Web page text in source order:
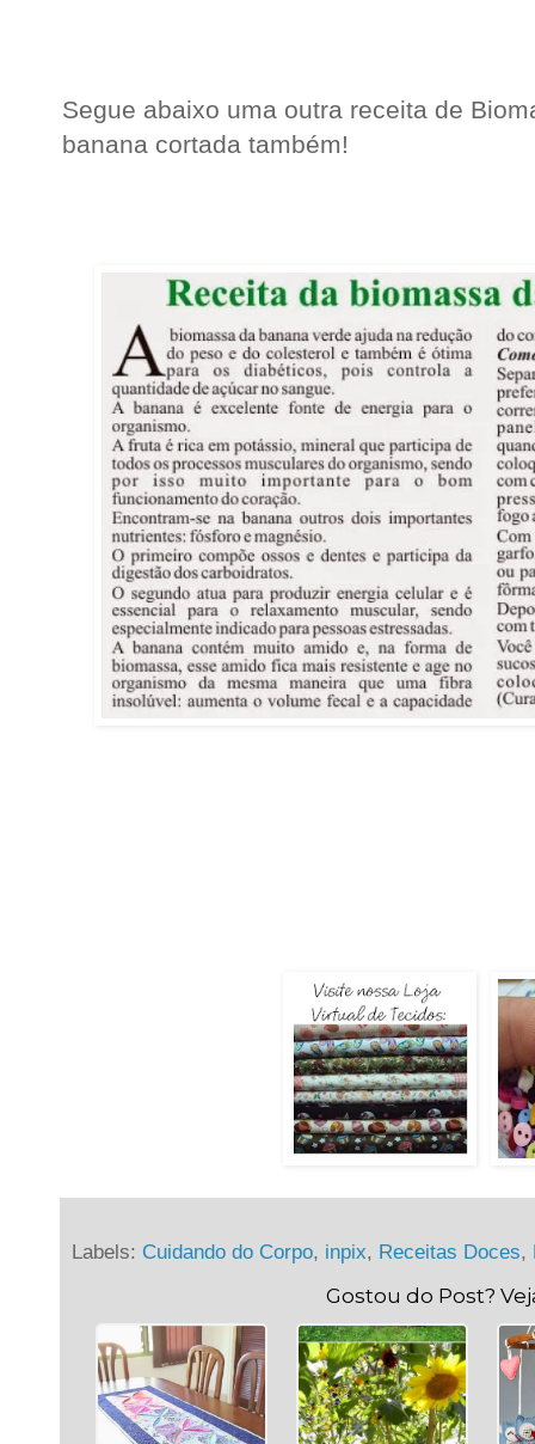
Segue abaixo uma outra receita de
banana cortada também!
Labels: Cuidando do Corpo, inpix, Receitas Doces,
Gostou do Post?